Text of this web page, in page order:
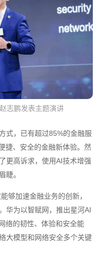
志鹏发表主题演讲
式，已有超过85%的金融服
捷、安全的金融新体验。然
更高诉求，使用AI技术增强
睫。
够加速金融业务的创新，
华为以智赋网，推出星河AI
络的韧性、体验和安全能
大模型和网络安全多个关键